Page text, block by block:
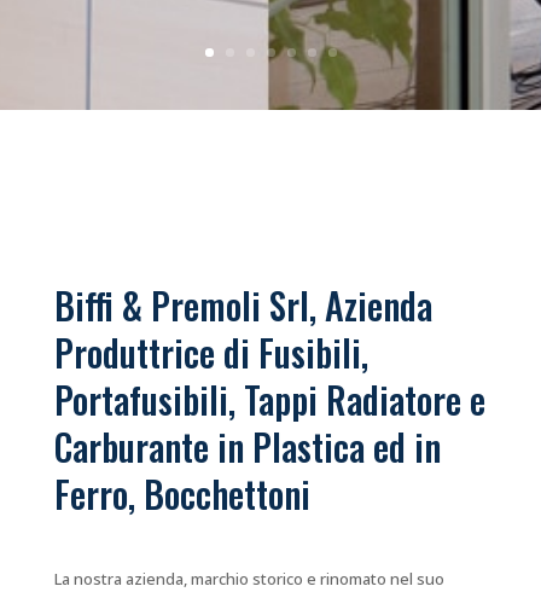
Biffi & Premoli Srl, Azienda
Produttrice di Fusibili,
Portafusibili, Tappi Radiatore e
Carburante in Plastica ed in
Ferro, Bocchettoni
La nostra azienda, marchio storico e rinomato nel suo